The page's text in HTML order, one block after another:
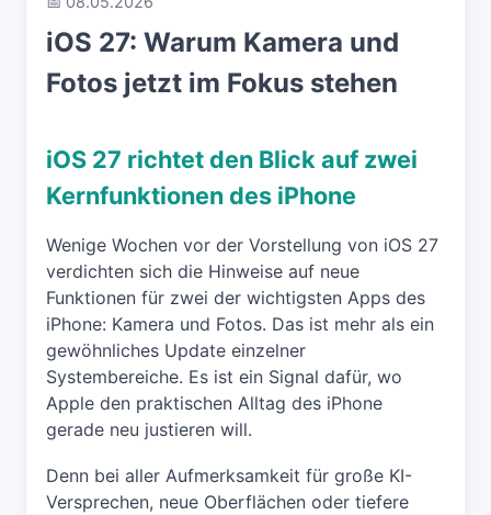
iOS 27: Warum Kamera und
Fotos jetzt im Fokus stehen
iOS 27 richtet den Blick auf zwei
Kernfunktionen des iPhone
Wenige Wochen vor der Vorstellung von iOS 27
verdichten sich die Hinweise auf neue
Funktionen für zwei der wichtigsten Apps des
iPhone: Kamera und Fotos. Das ist mehr als ein
gewöhnliches Update einzelner
Systembereiche. Es ist ein Signal dafür, wo
Apple den praktischen Alltag des iPhone
gerade neu justieren will.
Denn bei aller Aufmerksamkeit für große KI-
Versprechen, neue Oberflächen oder tiefere